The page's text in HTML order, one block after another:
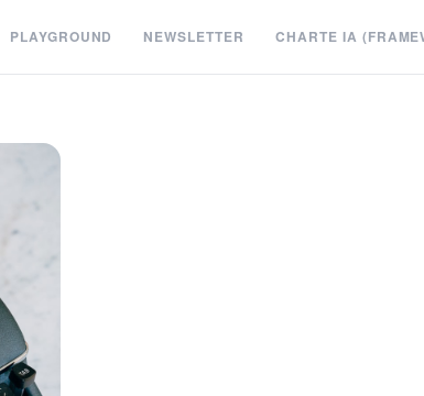
PLAYGROUND NEWSLETTER CHARTE IA